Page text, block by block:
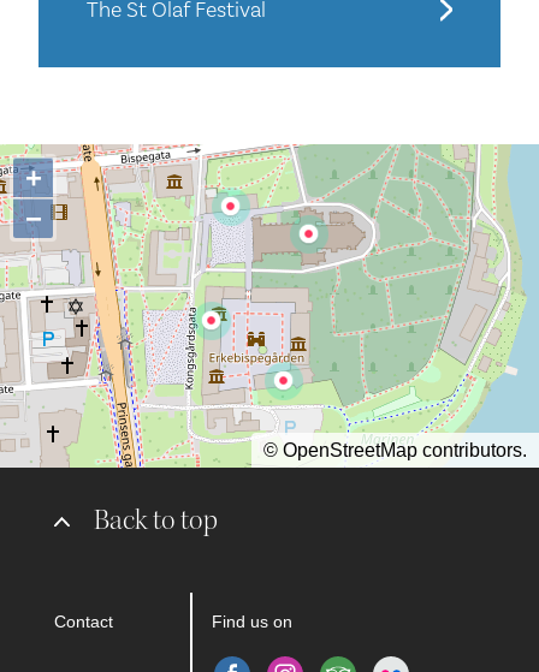
The St Olaf Festival
Back to top
Contact Find us on
+
−
© OpenStreetMap contributors.